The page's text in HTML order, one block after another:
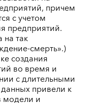
причем
с учетом
предприятий.
так
смерть».)
создания
во время и
с длительными
привели к
модели и